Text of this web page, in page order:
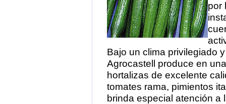
por
Bajo un clima privilegiado
Agrocastell produce en
hortalizas de excelente
tomates rama, pimientos
brinda especial atención a